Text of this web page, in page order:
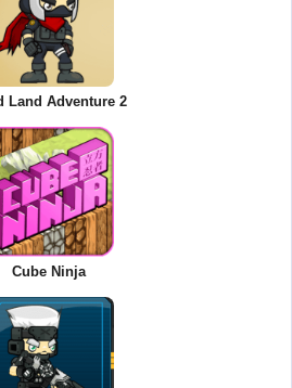
Land Adventure 2
Cube Ninja